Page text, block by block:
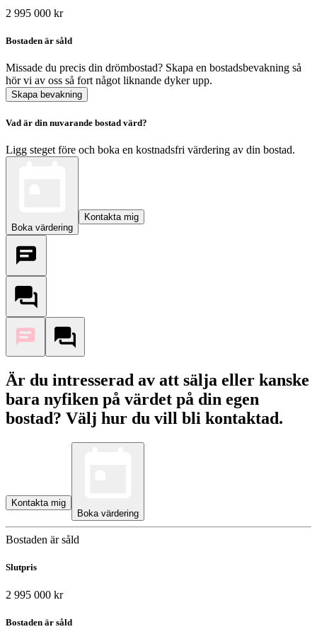
2 995 000 kr
Bostaden är såld
Missade du precis din drömbostad? Skapa en bostadsbevakning så
hör vi av oss så fort något liknande dyker upp.
Skapa bevakning
Vad är din nuvarande bostad värd?
Ligg steget före och boka en kostnadsfri värdering av din bostad.
Boka värdering
Kontakta mig
Är du intresserad av att sälja eller kanske
bara nyfiken på värdet på din egen
bostad? Välj hur du vill bli kontaktad.
Kontakta mig
Boka värdering
Bostaden är såld
Slutpris
2 995 000 kr
Bostaden är såld